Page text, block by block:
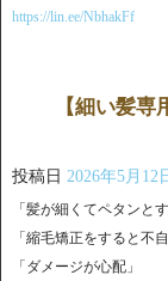
https://lin.ee/NbhakFf
【細い髪
投稿日 2026年5月12
「髪が細くてペタンとす
「縮毛矯正をすると不
「ダメージが心配」